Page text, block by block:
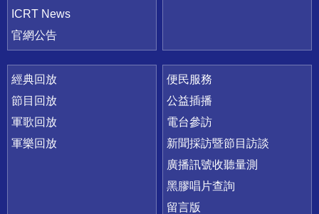
ICRT News
官網公告
經典回放
節目回放
軍歌回放
軍樂回放
便民服務
公益插播
電台參訪
新聞採訪暨節目訪談
廣播訊號收聽量測
黑膠唱片查詢
留言版